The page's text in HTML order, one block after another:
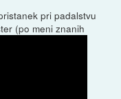
pri padalstvu
(po meni znanih